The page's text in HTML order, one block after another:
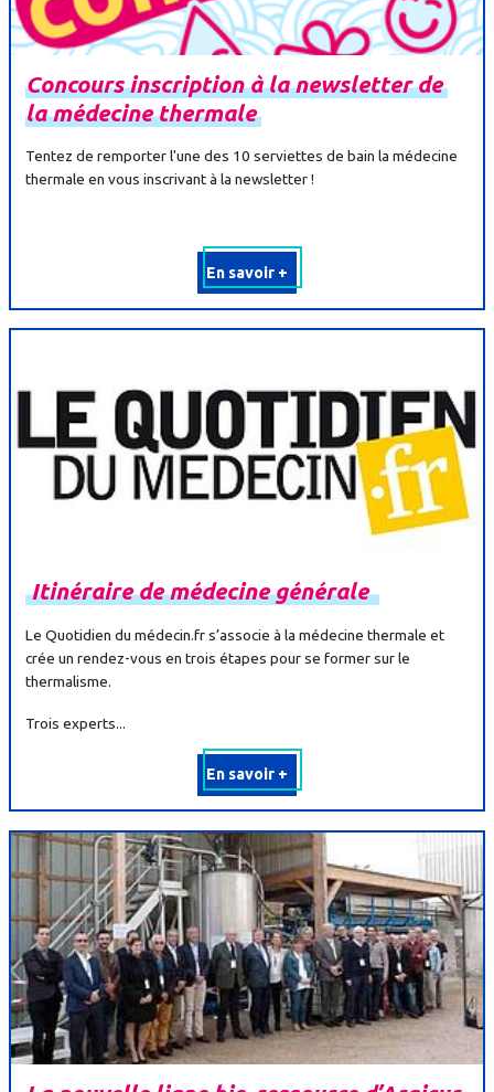
Concoursinscriptionàlanewsletterde
lamédecinethermale
Tentez de remporter l'une des 10 serviettes de bain la médecine
thermale en vous inscrivant à la newsletter !
En savoir +
Itinérairedemédecinegénérale
Le Quotidien du médecin.fr s’associe à la médecine thermale et
crée un rendez-vous en trois étapes pour se former sur le
thermalisme.
Trois experts...
En savoir +